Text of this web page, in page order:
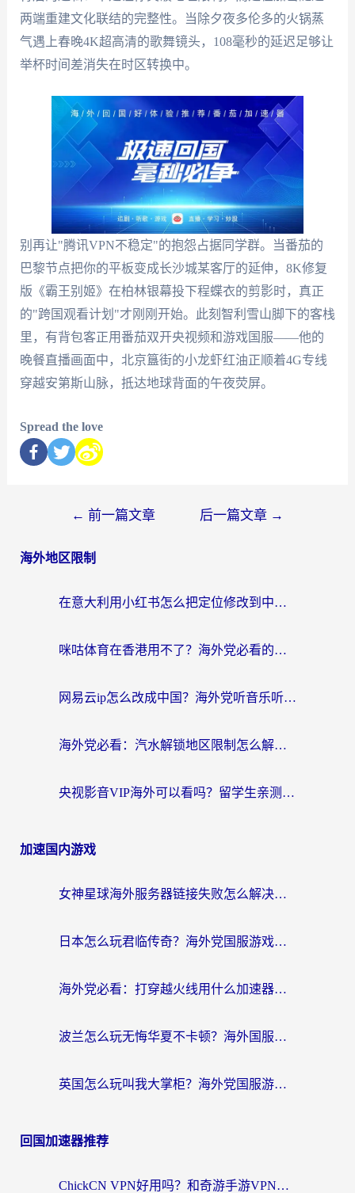
两端重建文化联结的完整性。当除夕夜多伦多的火锅蒸
气遇上春晚4K超高清的歌舞镜头，108毫秒的延迟足够让
举杯时间差消失在时区转换中。
别再让"腾讯VPN不稳定"的抱怨占据同学群。当番茄的
巴黎节点把你的平板变成长沙城某客厅的延伸，8K修复
版《霸王别姬》在柏林银幕投下程蝶衣的剪影时，真正
的"跨国观看计划"才刚刚开始。此刻智利雪山脚下的客栈
里，有背包客正用番茄双开央视频和游戏国服——他的
晚餐直播画面中，北京簋街的小龙虾红油正顺着4G专线
穿越安第斯山脉，抵达地球背面的午夜荧屏。
Spread the love
← 前一篇文章 后一篇文章 →
海外地区限制
在意大利用小红书怎么把定位修改到中国国内？3个实用技巧+1个靠谱工具帮你搞定
咪咕体育在香港用不了？海外党必看的回国加速器选择指南（附3个真实场景解决方案）
网易云ip怎么改成中国？海外党听音乐听书的无痛解决方案
海外党必看：汽水解锁地区限制怎么解除？3招解决国内影音&生活服务难题
央视影音VIP海外可以看吗？留学生亲测有效的回国加速器选择指南
加速国内游戏
女神星球海外服务器链接失败怎么解决？海外党国服游戏加速避坑指南
日本怎么玩君临传奇？海外党国服游戏加速避坑指南（附菲律宾欧洲玩家实测）
海外党必看：打穿越火线用什么加速器？解决延迟卡顿，还能玩奇妙拼图世界和第五人格
波兰怎么玩无悔华夏不卡顿？海外国服游戏加速器终极指南（附征途2萤火突击解决方案）
英国怎么玩叫我大掌柜？海外党国服游戏加速避坑指南（附实测推荐）
回国加速器推荐
ChickCN VPN好用吗？和奇游手游VPN对比哪个回国效果更好？海外党亲测实用指南